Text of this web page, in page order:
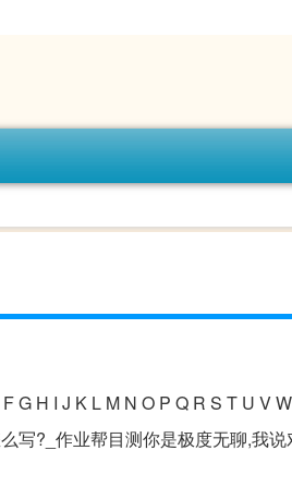
G H I J K L M N O P Q R S T U V
写?_作业帮目测你是极度无聊,我